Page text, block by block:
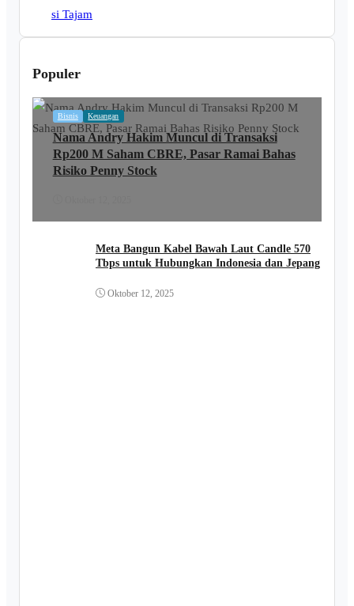
Populer
Bisnis Keuangan
Nama Andry Hakim Muncul di Transaksi
Rp200 M Saham CBRE, Pasar Ramai Bahas
Risiko Penny Stock
Meta Bangun Kabel Bawah Laut Candle 570
Tbps untuk Hubungkan Indonesia dan Jepang
Oktober 12, 2025